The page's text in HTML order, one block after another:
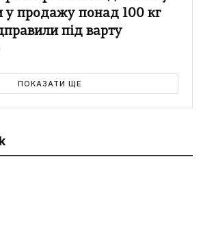
у продажу понад 100 кг
під варту
ПОКАЗАТИ ЩЕ